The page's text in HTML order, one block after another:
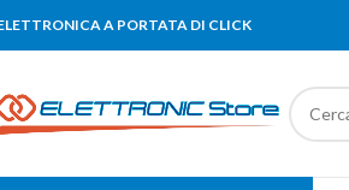
A PORTATA DI CLICK